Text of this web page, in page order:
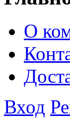
О
Вход